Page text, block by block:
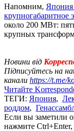
Напомним, Япония
крупногабаритное
около 200 МВт:
крупных
Новини від
Підписуйтесь на
канали https://t.me/
Читайте
ТЕГИ: Япония,
роддом,
Если вы заметили
нажмите